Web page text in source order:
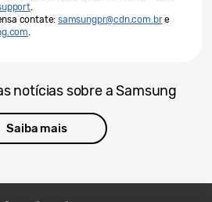
.
contate: samsungpr@cdn.com.bre
notícias sobre a Samsung
Saiba mais